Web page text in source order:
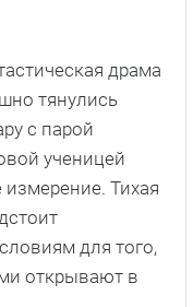
драма
тянулись
с парой
ученицей
Тихая
для того,
открывают в